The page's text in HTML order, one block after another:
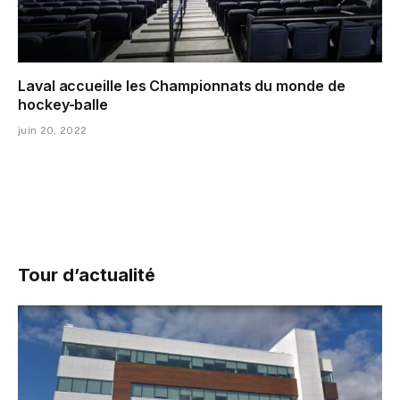
Laval accueille les Championnats du monde de
hockey-balle
juin 20, 2022
Tour d’actualité